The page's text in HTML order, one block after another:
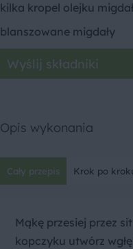
kilka kropel olejku
blanszowane migdały
Wyślij składniki
Opis wykonania
Cały przepis Krok po
Mąkę przesiej przez
kopczyku utwórz